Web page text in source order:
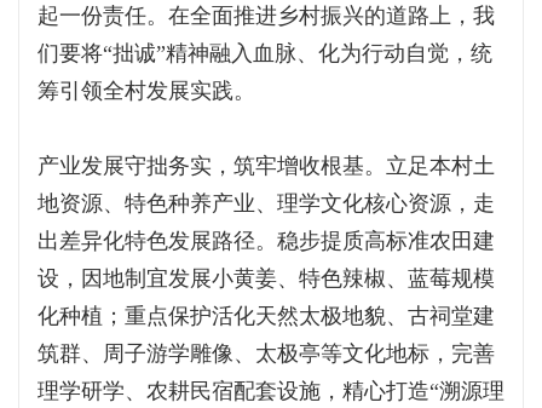
起一份责任。在全面推进乡村振兴的道路上，我
们要将“拙诚”精神融入血脉、化为行动自觉，统
筹引领全村发展实践。
产业发展守拙务实，筑牢增收根基。立足本村土
地资源、特色种养产业、理学文化核心资源，走
出差异化特色发展路径。稳步提质高标准农田建
设，因地制宜发展小黄姜、特色辣椒、蓝莓规模
化种植；重点保护活化天然太极地貌、古祠堂建
筑群、周子游学雕像、太极亭等文化地标，完善
理学研学、农耕民宿配套设施，精心打造“溯源理